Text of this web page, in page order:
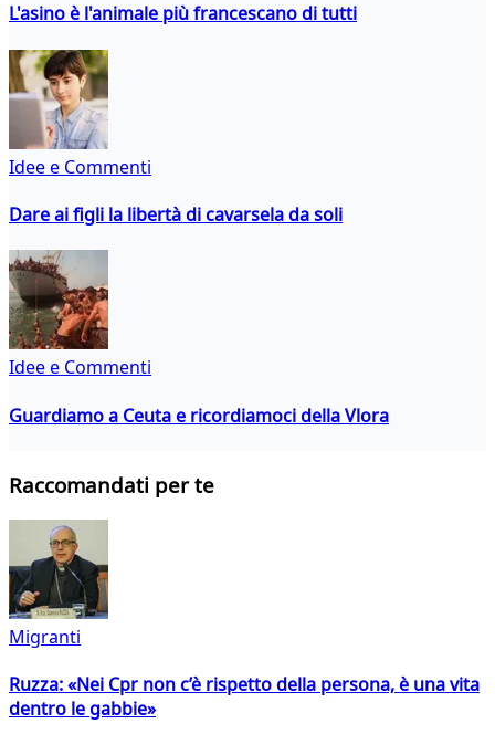
L'asino è l'animale più francescano di tutti
Idee e Commenti
Dare ai figli la libertà di cavarsela da soli
Idee e Commenti
Guardiamo a Ceuta e ricordiamoci della Vlora
Raccomandati per te
Migranti
Ruzza: «Nei Cpr non c’è rispetto della persona, è una vita
dentro le gabbie»